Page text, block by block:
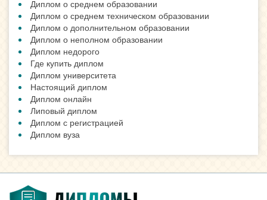
Диплом о среднем образовании
Диплом о среднем техническом образовании
Диплом о дополнительном образовании
Диплом о неполном образовании
Диплом недорого
Где купить диплом
Диплом университета
Настоящий диплом
Диплом онлайн
Липовый диплом
Диплом с регистрацией
Диплом вуза